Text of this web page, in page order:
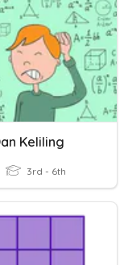
Keliling
3rd - 6th